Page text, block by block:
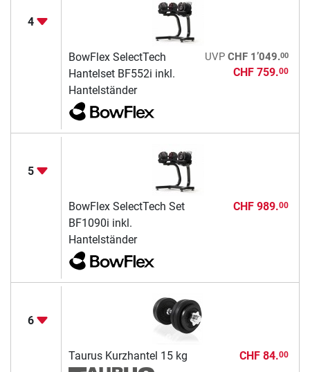
4
BowFlex SelectTech
Hantelset BF552i inkl.
Hantelständer
UVP CHF 1’049.00
CHF 759.00
5
BowFlex SelectTech Set
BF1090i inkl.
Hantelständer
CHF 989.00
6
Taurus Kurzhantel 15 kg CHF 84.00